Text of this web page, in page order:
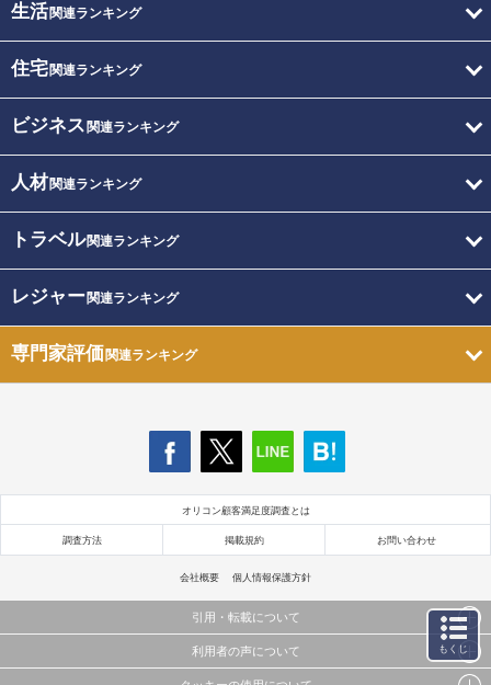
生活関連ランキング
住宅関連ランキング
ビジネス 関連ランキング
人材関連ランキング
トラベル関連ランキング
レジャー関連ランキング
専門家評価関連ランキング
オリコン顧客満足度調査とは
調査方法 掲載規約 お問い合わせ
会社概要 個人情報保護方針
引用・転載について
当サイトで公開されている情報（文字、写真、イラスト、画像データ等）及びこれらの配置・
利用者の声について もくじ